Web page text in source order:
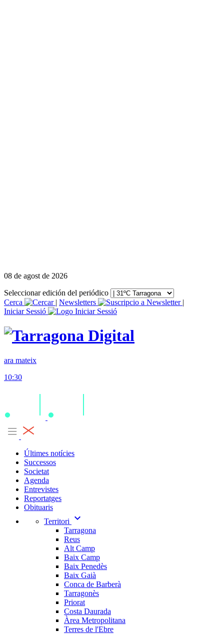
08 de agost de 2026
Seleccionar edición del periódico
Cerca
| Newsletters
|
Iniciar Sessió
ara mateix
10:30
Últimes notícies
Successos
Societat
Agenda
Entrevistes
Reportatges
Obituaris
Territori
expand_more
Tarragona
Reus
Alt Camp
Baix Camp
Baix Penedès
Baix Gaià
Conca de Barberà
Tarragonès
Priorat
Costa Daurada
Àrea Metropolitana
Terres de l'Ebre